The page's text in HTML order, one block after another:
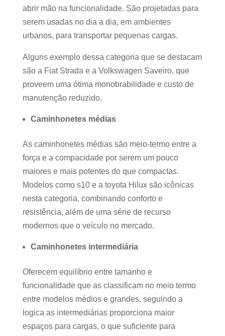
abrir mão na funcionalidade. São projetadas para
serem usadas no dia a dia, em ambientes
urbanos, para transportar pequenas cargas.
Alguns exemplo dessa categoria que se destacam
são a Fiat Strada e a Volkswagen Saveiro, que
proveem uma ótima monobrabilidade e custo de
manutenção reduzido.
Caminhonetes médias
As caminhonetes médias são meio-termo entre a
força e a compacidade por serem um pouco
maiores e mais potentes do que compactas.
Modelos como s10 e a toyota Hilux são icônicas
nesta categoria, combinando conforto e
resistência, além de uma série de recurso
modernos que o veículo no mercado.
Caminhonetes intermediária
Oferecem equilíbrio entre tamanho e
funcionalidade que as classificam no meio termo
entre modelos médios e grandes, seguindo a
logica as intermediárias proporciona maior
espaços para cargas, o que suficiente para